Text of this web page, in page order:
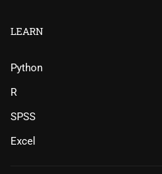
LEARN
Python
R
SPSS
Excel